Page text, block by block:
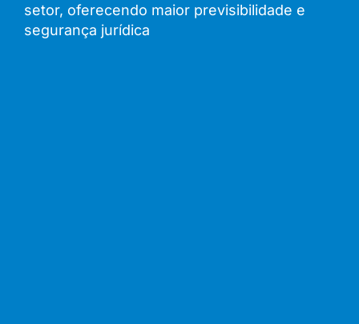
setor, oferecendo maior previsibilidade e
segurança jurídica